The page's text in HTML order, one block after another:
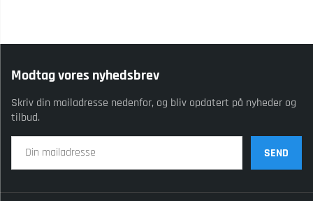
Modtag vores nyhedsbrev
Skriv din mailadresse nedenfor, og bliv opdatert på nyheder og
tilbud.
SEND